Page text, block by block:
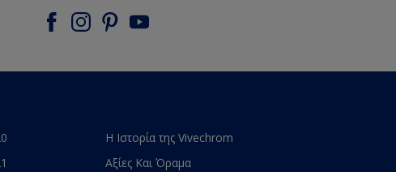
Η Ιστορία της Vivechrom
Αξίες Και Όραμα